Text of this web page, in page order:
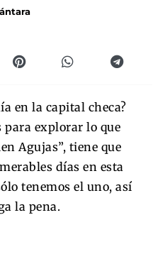
en la capital checa?
para explorar lo que
Agujas”, tiene que
días en esta
tenemos el uno, así
la pena.